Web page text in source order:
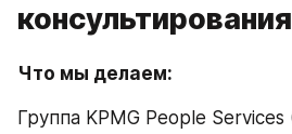
Что мы делаем:
Группа KPMG People